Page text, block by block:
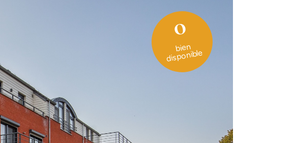
0
bien
disponible